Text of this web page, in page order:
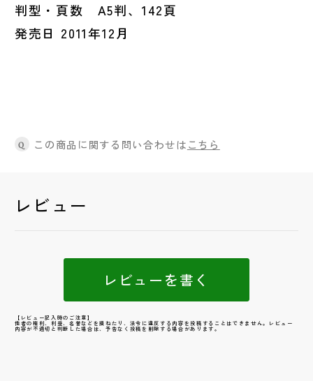
判型・頁数 A5判、142頁
発売日 2011年12月
Q この商品に関する問い合わせはこちら
レビュー
レビューを書く
【レビュー記入時のご注意】
他者の権利、利益、名誉などを損ねたり、法令に違反する内容を投稿することはできません。レビュー
内容が不適切と判断した場合は、予告なく投稿を削除する場合があります。